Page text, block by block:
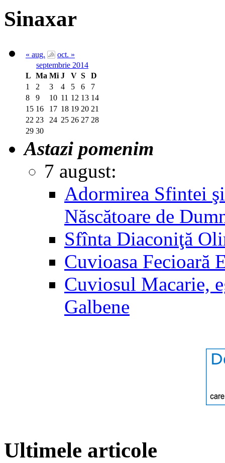
Sinaxar
« aug.
oct. »
septembrie 2014
L Ma Mi J V S
D
1
2 3 4 5 6
7
8
9 10 11 12 13 14
15 16 17 18 19 20 21
22 23 24 25 26 27 28
29 30
Astazi pomenim
7 august:
Adormirea Sfintei
Născătoare de
Sfînta Diaconiţă
Cuvioasa Fecioară
Cuviosul Macarie,
Galbene
Ultimele articole